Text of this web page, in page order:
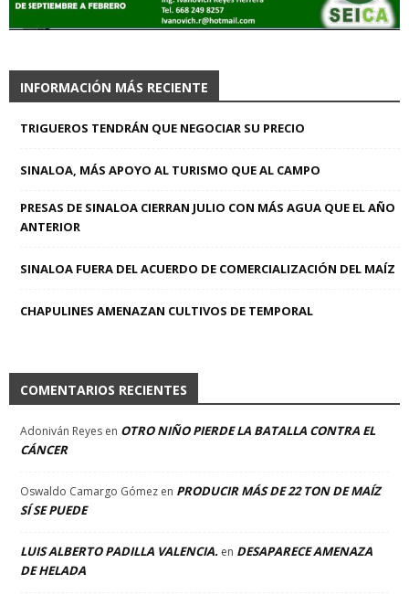
INFORMACIÓN MÁS RECIENTE
TRIGUEROS TENDRÁN QUE NEGOCIAR SU PRECIO
SINALOA, MÁS APOYO AL TURISMO QUE AL CAMPO
PRESAS DE SINALOA CIERRAN JULIO CON MÁS AGUA QUE EL AÑO
ANTERIOR
SINALOA FUERA DEL ACUERDO DE COMERCIALIZACIÓN DEL MAÍZ
CHAPULINES AMENAZAN CULTIVOS DE TEMPORAL
COMENTARIOS RECIENTES
Adoniván Reyes en OTRO NIÑO PIERDE LA BATALLA CONTRA EL
CÁNCER
Oswaldo Camargo Gómez en PRODUCIR MÁS DE 22 TON DE MAÍZ
SÍ SE PUEDE
LUIS ALBERTO PADILLA VALENCIA. en DESAPARECE AMENAZA
DE HELADA